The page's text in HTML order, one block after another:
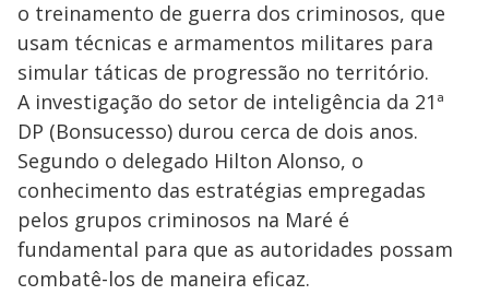
o treinamento de guerra dos criminosos, que
usam técnicas e armamentos militares para
simular táticas de progressão no território.
A investigação do setor de inteligência da 21ª
DP (Bonsucesso) durou cerca de dois anos.
Segundo o delegado Hilton Alonso, o
conhecimento das estratégias empregadas
pelos grupos criminosos na Maré é
fundamental para que as autoridades possam
combatê-los de maneira eficaz.